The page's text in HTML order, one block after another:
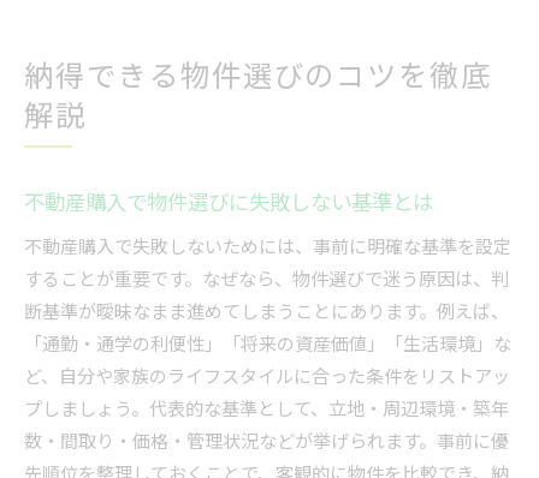
納得できる物件選びのコツを徹底
解説
不動産購入で物件選びに失敗しない基準とは
不動産購入で失敗しないためには、事前に明確な基準を設定
することが重要です。なぜなら、物件選びで迷う原因は、判
断基準が曖昧なまま進めてしまうことにあります。例えば、
「通勤・通学の利便性」「将来の資産価値」「生活環境」な
ど、自分や家族のライフスタイルに合った条件をリストアッ
プしましょう。代表的な基準として、立地・周辺環境・築年
数・間取り・価格・管理状況などが挙げられます。事前に優
先順位を整理しておくことで、客観的に物件を比較でき、納